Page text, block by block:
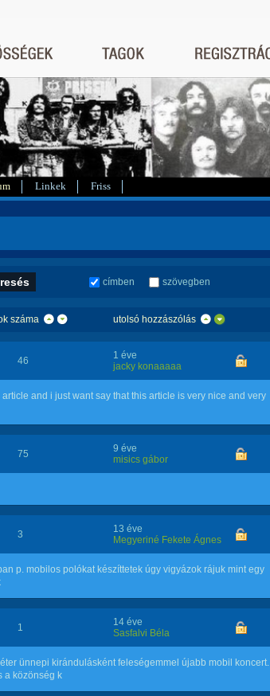
Linkek Friss
címben szövegben
száma utolsó hozzászólás
46
1 éve
jacky konaaaaa
and i just want say that this article is very nice and very
75
9 éve
misics gábor
3
13 éve
Megyeriné Fekete Ágnes
p. mobilos polókat készíttetek úgy vigyázok rájuk mint egy
1
14 éve
Sasfalvi Béla
ünnepi kirándulásként feleségemmel újabb mobil koncert.
a közönség k